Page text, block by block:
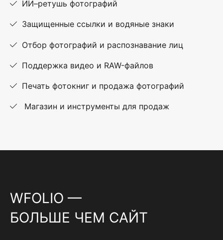
ИИ–ретушь фотографий
Защищенные ссылки и водяные знаки
Отбор фотографий и распознавание лиц
Поддержка видео и RAW-файлов
Печать фотокниг и продажа фотографий
Магазин и инструменты для продаж
WFOLIO —
БОЛЬШЕ ЧЕМ САЙТ